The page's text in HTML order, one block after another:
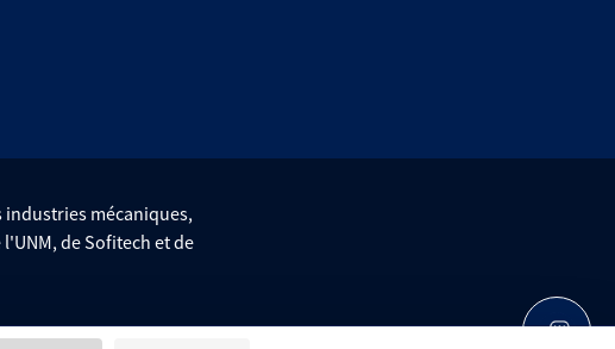
industries mécaniques,
de Sofitech et de